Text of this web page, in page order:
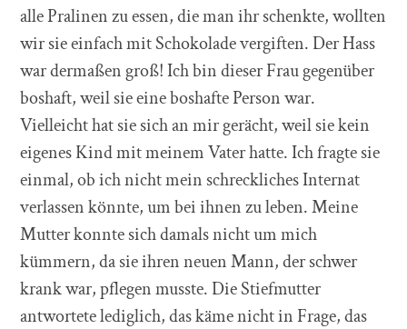
alle Pralinen zu essen, die man ihr schenkte, wollten
wir sie einfach mit Schokolade vergiften. Der Hass
war dermaßen groß! Ich bin dieser Frau gegenüber
boshaft, weil sie eine boshafte Person war.
Vielleicht hat sie sich an mir gerächt, weil sie kein
eigenes Kind mit meinem Vater hatte. Ich fragte sie
einmal, ob ich nicht mein schreckliches Internat
verlassen könnte, um bei ihnen zu leben. Meine
Mutter konnte sich damals nicht um mich
kümmern, da sie ihren neuen Mann, der schwer
krank war, pflegen musste. Die Stiefmutter
antwortete lediglich, das käme nicht in Frage, das